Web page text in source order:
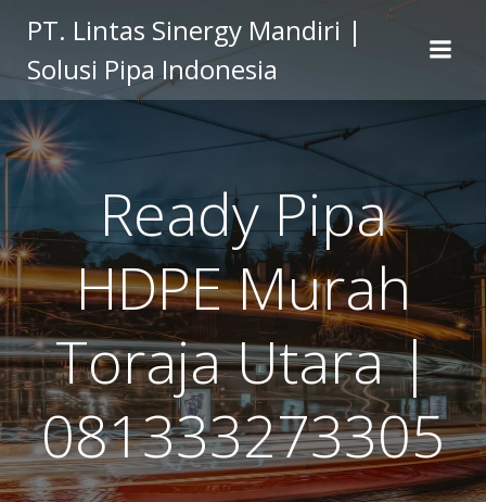
to
content
PT. Lintas Sinergy Mandiri |
Solusi Pipa Indonesia
Ready Pipa
HDPE Murah
Toraja Utara |
081333273305